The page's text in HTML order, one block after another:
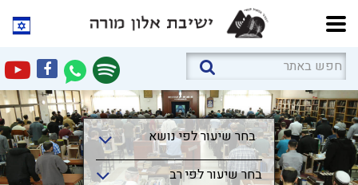
בחר שיעור לפי נושא
בחר שיעור לפי נושא
בחר שיעור לפי רב